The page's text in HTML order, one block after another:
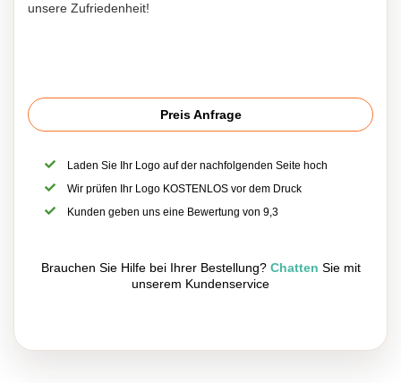
unsere Zufriedenheit!
Preis Anfrage
Laden Sie Ihr Logo auf der nachfolgenden Seite hoch
Wir prüfen Ihr Logo KOSTENLOS vor dem Druck
Kunden geben uns eine Bewertung von 9,3
Brauchen Sie Hilfe bei Ihrer Bestellung? Chatten Sie mit
unserem Kundenservice